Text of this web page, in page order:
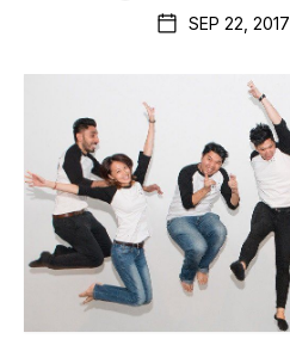
SEP 22, 2017